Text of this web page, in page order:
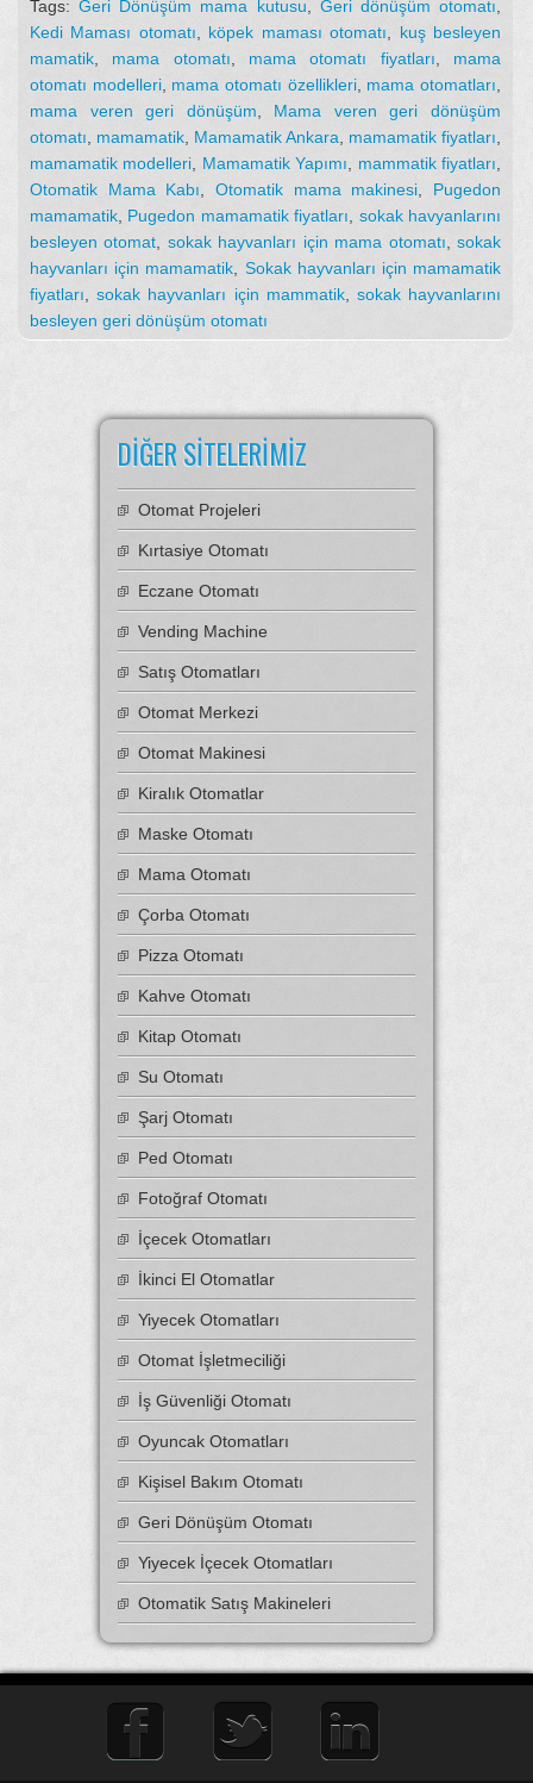
Tags:Geri Dönüşüm mama kutusu Geri dönüşüm otomatı
Kedi Maması otomatı
köpek maması otomatı
kuş besleyen
mamatik
mama otomatı mama otomatı fiyatları
mama
otomatı modelleri, mama otomatı özellikleri, mama otomatları
mama veren geri dönüşüm
Mama veren geri dönüşüm
otomatı
mamamatik Mamamatik Ankara mamamatik fiyatları
mamamatik modelleri
Mamamatik Yapımı mammatik fiyatları
Otomatik Mama Kabı ,Otomatik mama makinesi
Pugedon
mamamatik Pugedon mamamatik fiyatları
sokak havyanlarını
besleyen otomat
sokak hayvanları için mama otomatı ,sokak
hayvanları için mamamatik
Sokak hayvanları için mamamatik
fiyatları ,sokak hayvanları için mammatik, sokak hayvanlarını
besleyen geri dönüşüm otomatı
DIĞER SITELERIMIZ
Otomat Projeleri
Kırtasiye Otomatı
Eczane Otomatı
Vending Machine
Satış Otomatları
Otomat Merkezi
Otomat Makinesi
Kiralık Otomatlar
Maske Otomatı
Mama Otomatı
Çorba Otomatı
Pizza Otomatı
Kahve Otomatı
Kitap Otomatı
Su Otomatı
Şarj Otomatı
Ped Otomatı
Fotoğraf Otomatı
İçecek Otomatları
İkinci El Otomatlar
Yiyecek Otomatları
Otomat İşletmeciliği
İş Güvenliği Otomatı
Oyuncak Otomatları
Kişisel Bakım Otomatı
Geri Dönüşüm Otomatı
Yiyecek İçecek Otomatları
Otomatik Satış Makineleri